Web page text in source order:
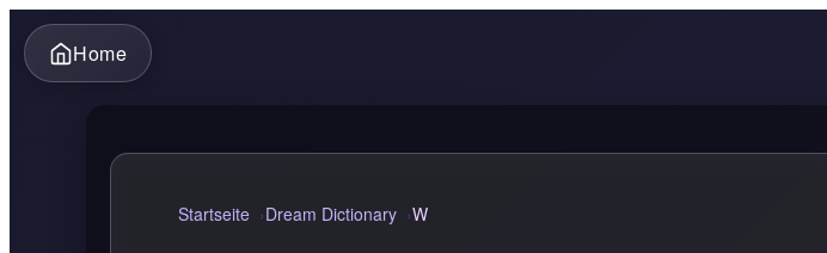
Home
Startseite Dream Dictionary W